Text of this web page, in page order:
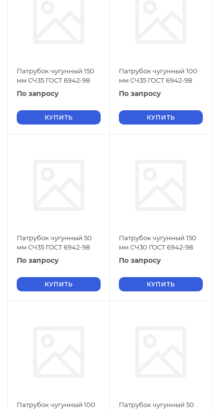
Патрубок чугунный 150
мм СЧ35 ГОСТ 6942-98
По запросу
КУПИТЬ
Патрубок чугунный 100
мм СЧ35 ГОСТ 6942-98
По запросу
КУПИТЬ
Патрубок чугунный 50
мм СЧ35 ГОСТ 6942-98
По запросу
КУПИТЬ
Патрубок чугунный 150
мм СЧ30 ГОСТ 6942-98
По запросу
КУПИТЬ
Патрубок чугунный 100
Патрубок чугунный 50